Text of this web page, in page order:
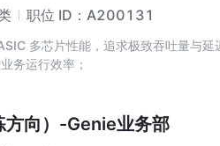
职位 ID： A200131
多芯片性能，追求极致吞吐量与延
务运行效率；
方向）-Genie业务部